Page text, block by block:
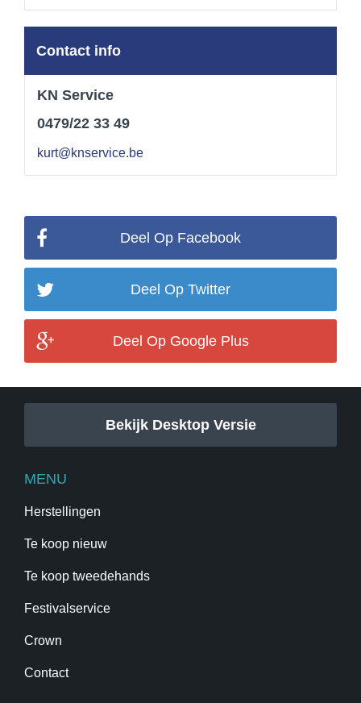
Contact info
KN Service
0479/22 33 49
kurt@knservice.be
Deel Op Facebook
Deel Op Twitter
Deel Op Google Plus
Bekijk Desktop Versie
MENU
Herstellingen
Te koop nieuw
Te koop tweedehands
Festivalservice
Crown
Contact